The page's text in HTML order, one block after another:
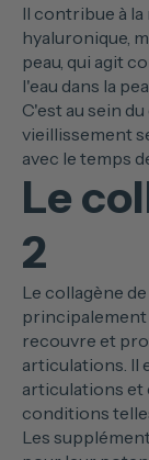
Il contribue à
hyaluronique,
peau, qui agit
l'eau dans la
C'est au sein
vieillissement
avec le temps
Le
2
Le collagène
principalement
recouvre et
articulations. Il
articulations et
conditions
Les